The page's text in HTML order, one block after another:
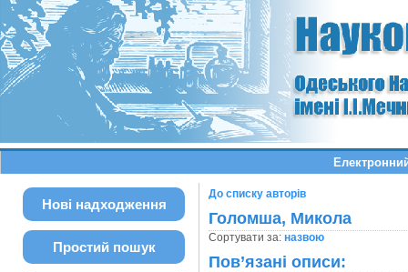
Нові надходження
Простий пошук
До списку авторів
Голомша, Микола
Сортувати за: назвою
Пов’язані описи: